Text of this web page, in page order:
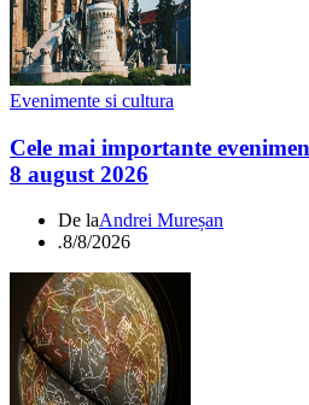
Evenimente si cultura
Cele mai importante
8 august 2026
De laAndrei Mureșan
.8/8/2026